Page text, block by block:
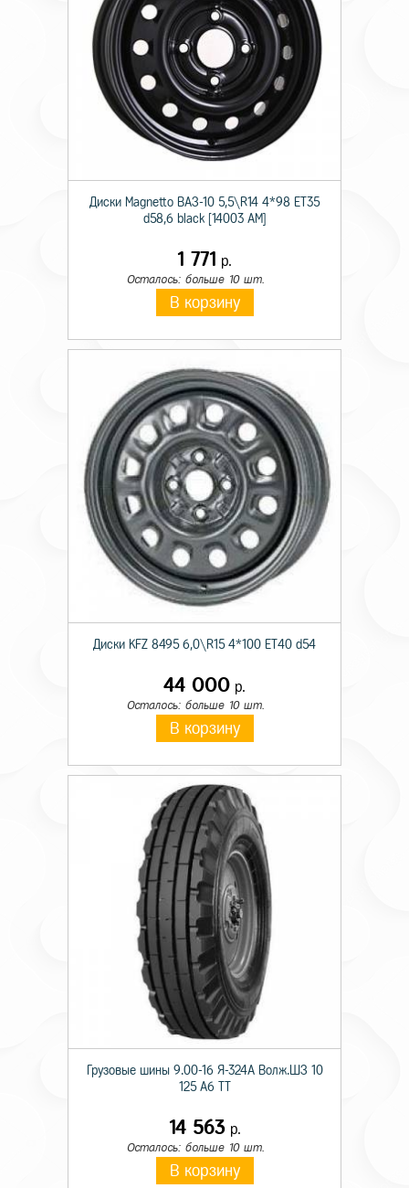
Диски Magnetto ВАЗ-10 5,5\R14 4*98 ET35
d58,6 black [14003 AM]
1 771 р.
Осталось: больше 10 шт.
В корзину
Диски KFZ 8495 6,0\R15 4*100 ET40 d54
44 000 р.
Осталось: больше 10 шт.
В корзину
Грузовые шины 9.00-16 Я-324А Волж.ШЗ 10
125 A6 TT
14 563р.
Осталось: больше 10 шт.
В корзину